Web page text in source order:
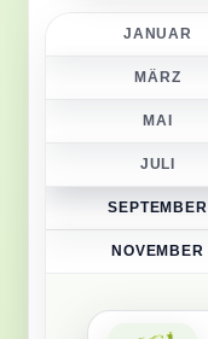
JANUAR
MÄRZ
MAI
JULI
SEPTEMBER
NOVEMBER